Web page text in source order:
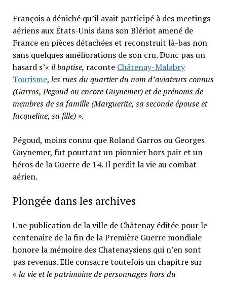
François a déniché qu’il avait participé à des meetings
aériens aux États-Unis dans son Blériot amené de
France en pièces détachées et reconstruit là-bas non
sans quelques améliorations de son cru. Donc pas un
hasard s’« il baptise, raconte Châtenay-Malabry
Tourisme, les rues du quartier du nom d’aviateurs connus
(Garros, Pegoud ou encore Guynemer) et de prénoms de
membres de sa famille (Marguerite, sa seconde épouse et
Jacqueline, sa fille) ».
Pégoud, moins connu que Roland Garros ou Georges
Guynemer, fut pourtant un pionnier hors pair et un
héros de la Guerre de 14. Il perdit la vie au combat
aérien.
Plongée dans les archives
Une publication de la ville de Châtenay éditée pour le
centenaire de la fin de la Première Guerre mondiale
honore la mémoire des Chatenaysiens qui n’en sont
pas revenus. Elle consacre toutefois un chapitre sur
« la vie et le patrimoine de personnages hors du